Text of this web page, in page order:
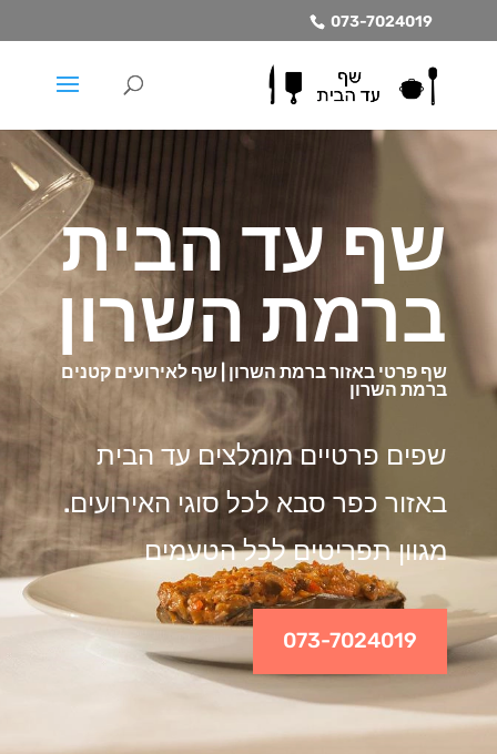
073-7024019
שף עד הבית
ברמת השרון
שף פרטי באזור ברמת השרון | שף לאירועים קטנים
ברמת השרון
שפים פרטיים מומלצים עד הבית
באזור כפר סבא לכל סוגי האירועים.
מגוון תפריטים לכל הטעמים
073-7024019